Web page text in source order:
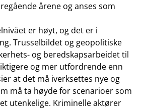
årene og anses som
er høyt, og det er i
Trusselbildet og geopolitiske
og beredskapsarbeidet til
og mer utfordrende enn
at det må iverksettes nye og
må ta høyde for scenarioer som
utenkelige. Kriminelle aktører